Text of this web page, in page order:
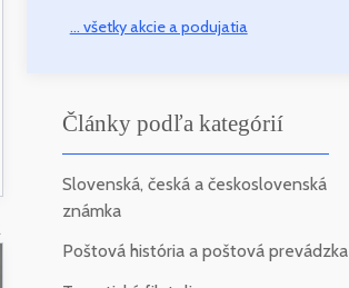
... všetky akcie a podujatia
Články podľa kategórií
Slovenská, česká a československá
známka
Poštová história a poštová prevádzka